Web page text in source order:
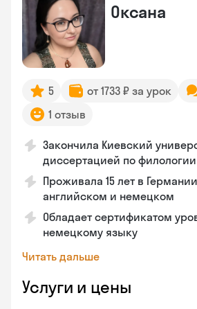
Оксана
5 от 1733 ₽ за урок
1 отзыв
Закончила Киевский
диссертацией по филологии
Проживала 15 лет в
английском и немецком
Обладает сертификатом
немецкому языку
Читать дальше
Услуги и цены